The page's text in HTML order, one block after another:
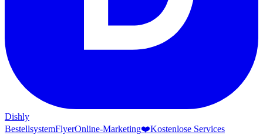
Dishly
BestellsystemFlyerOnline-Marketing❤️Kostenlose Services